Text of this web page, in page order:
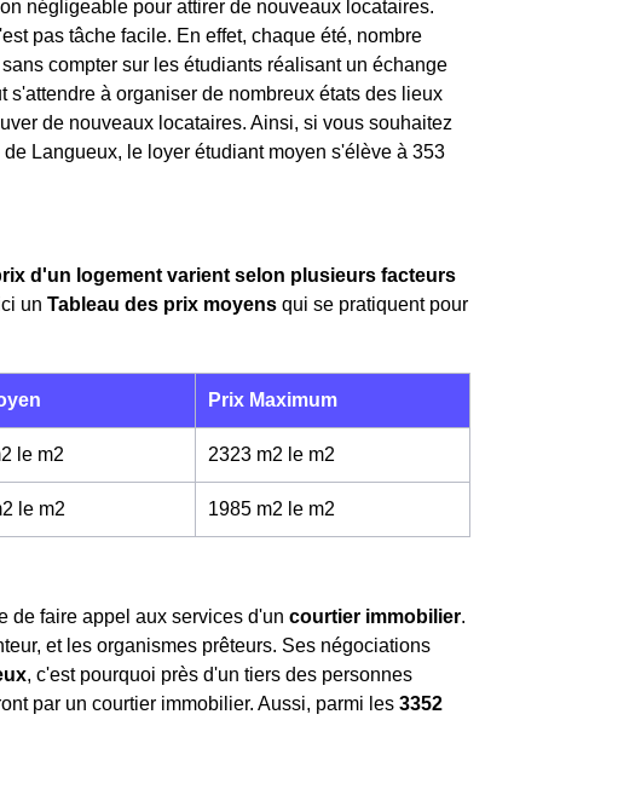
négligeable pour attirer de nouveaux locataires.
pas tâche facile. En effet, chaque été, nombre
compter sur les étudiants réalisant un échange
à organiser de nombreux états des lieux
de nouveaux locataires. Ainsi, si vous souhaitez
Langueux, le loyer étudiant moyen s'élève à 353
d'un logement varient selon plusieurs facteurs
un Tableau des prix moyens qui se pratiquent pour
Prix Maximum
le m2 2323 m2 le m2
le m2 1985 m2 le m2
de faire appel aux services d'un courtier immobilier.
et les organismes prêteurs. Ses négociations
, c'est pourquoi près d'un tiers des personnes
par un courtier immobilier. Aussi, parmi les 3352